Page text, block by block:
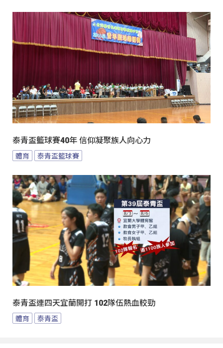
泰青盃籃球賽40年 信仰凝聚族人向心力
體育 泰青盃籃球賽
泰青盃連四天宜蘭開打 102隊伍熱血較勁
體育 泰青盃